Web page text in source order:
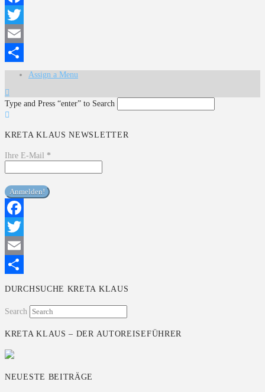
Facebook
Twitter
Email
Teilen Assign a Menu
Type and Press “enter” to Search
KRETA KLAUS NEWSLETTER
Ihre E-Mail *
Facebook
Twitter
Email
DURCHSUCHE KRETA KLAUS
Search
KRETA KLAUS – DER AUTOREISEFÜHRER
NEUESTE BEITRÄGE